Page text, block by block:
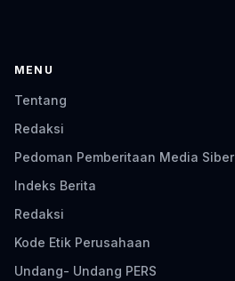
MENU
Tentang
Redaksi
Pedoman Pemberitaan Media Siber
Indeks Berita
Redaksi
Kode Etik Perusahaan
Undang- Undang PERS